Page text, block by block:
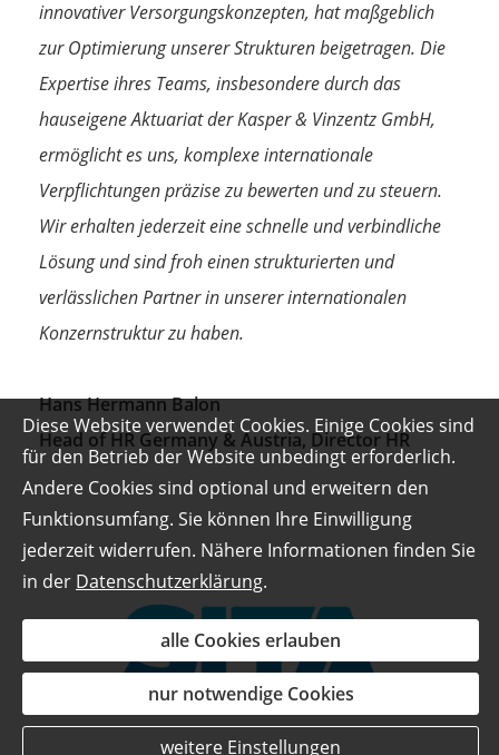
innovativer Versorgungskonzepten, hat maßgeblich
zur Optimierung unserer Strukturen beigetragen. Die
Expertise ihres Teams, insbesondere durch das
hauseigene Aktuariat der Kasper & Vinzentz GmbH,
ermöglicht es uns, komplexe internationale
Verpflichtungen präzise zu bewerten und zu steuern.
Wir erhalten jederzeit eine schnelle und verbindliche
Lösung und sind froh einen strukturierten und
verlässlichen Partner in unserer internationalen
Konzernstruktur zu haben.
Hans Hermann Balon
Head of HR Germany & Austria, Director HR
Diese Website verwendet Cookies. Einige Cookies sind
für den Betrieb der Website unbedingt erforderlich.
Andere Cookies sind optional und erweitern den
Funktionsumfang. Sie können Ihre Einwilligung
jederzeit widerrufen. Nähere Informationen finden Sie
in der Datenschutzerklärung.
alle Cookies erlauben
nur notwendige Cookies
weitere Einstellungen